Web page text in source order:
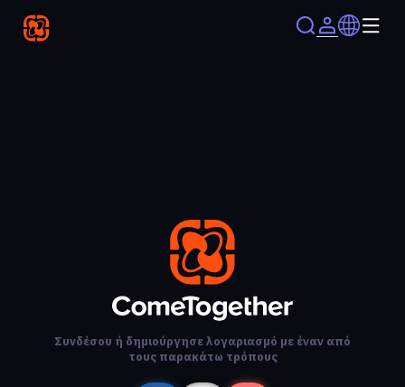
Συνδέσου ή δημιούργησε λογαριασμό με έναν από
τους παρακάτω τρόπους